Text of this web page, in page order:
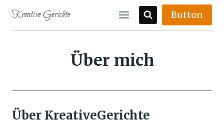
content
Kreative Gerichte Button
Über mich
Über KreativeGerichte